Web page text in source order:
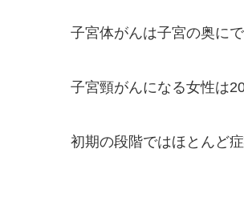
子宮体がんは子宮の奥にで
子宮頸がんになる女性は
初期の段階ではほとんど